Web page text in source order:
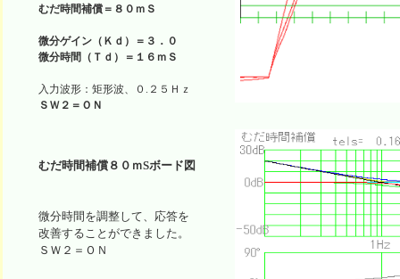
むだ時間補償＝８０ｍＳ
微分ゲイン（Ｋｄ）＝３．０
微分時間（Ｔｄ）＝１６ｍＳ
ＳＷ２＝ＯＮ
むだ時間補償８０ｍSボード図
微分時間を調整して、応答を
改善することができました。
ＳＷ２＝ＯＮ